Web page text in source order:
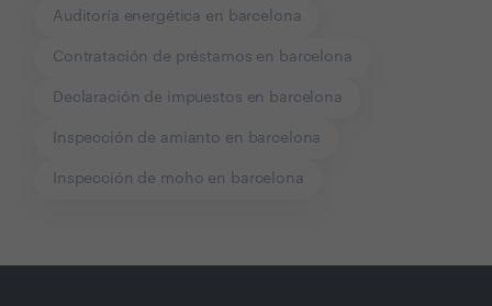
Auditoría energética en barcelona
Contratación de préstamos en barcelona
Declaración de impuestos en barcelona
Inspección de amianto en barcelona
Inspección de moho en barcelona